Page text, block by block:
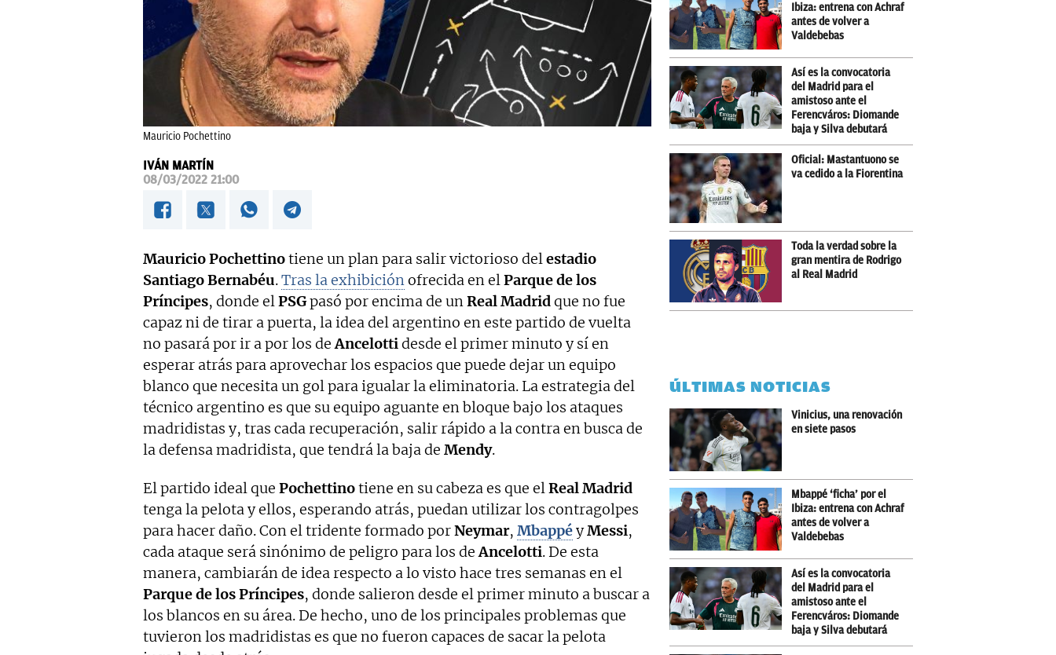
Mauricio Pochettino
IVÁN MARTÍN
08/03/2022 21:00
Mauricio Pochettinotiene un plan para salir victorioso delestadio
Santiago Bernabéu.Tras la exhibiciónofrecida en elParque de los
Príncipes, donde elPSGpasó por encima de unReal Madridque no fue
capaz ni de tirar a puerta, la idea del argentino en este partido de vuelta
no pasará por ir a por los deAncelottidesde el primer minuto y sí en
esperar atrás para aprovechar los espacios que puede dejar un equipo
blanco que necesita un gol para igualar la eliminatoria. La estrategia del
técnico argentino es que su equipo aguante en bloque bajo los ataques
madridistas y, tras cada recuperación, salir rápido a la contra en busca de
la defensa madridista, que tendrá la baja de Mendy.
El partido ideal que Pochettinotiene en su cabeza es que elReal Madrid
tenga la pelota y ellos, esperando atrás, puedan utilizar los contragolpes
para hacer daño. Con el tridente formado porNeymar, MbappéyMessi,
cada ataque será sinónimo de peligro para los deAncelotti. De esta
manera, cambiarán de idea respecto a lo visto hace tres semanas en el
Parque de los Príncipes, donde salieron desde el primer minuto a buscar a
los blancos en su área. De hecho, uno de los principales problemas que
tuvieron los madridistas es que no fueron capaces de sacar la pelota
Ibiza: entrena con Achraf
antes de volver a
Valdebebas
Así es la convocatoria
del Madrid para el
amistoso ante el
Ferencváros: Diomande
baja y Silva debutará
Oficial: Mastantuono se
va cedido a la Fiorentina
Toda la verdad sobre la
gran mentira de Rodrigo
al Real Madrid
ÚLTIMAS NOTICIAS
Vinicius, una renovación
en siete pasos
Mbappé ‘ficha’ por el
Ibiza: entrena con Achraf
antes de volver a
Valdebebas
Así es la convocatoria
del Madrid para el
amistoso ante el
Ferencváros: Diomande
baja y Silva debutará